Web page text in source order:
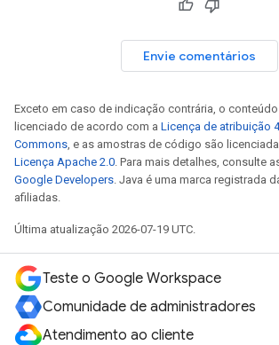
Envie comentários
Exceto em caso de indicação contrária, o
licenciado de acordo com a Licença de atribuição
Commons, e as amostras de código são
Licença Apache 2.0. Para mais detalhes, consulte
Google Developers. Java é uma marca registrada
afiliadas.
Última atualização 2026-07-19 UTC.
Teste o Google Workspace
Comunidade de administradores
Atendimento ao cliente